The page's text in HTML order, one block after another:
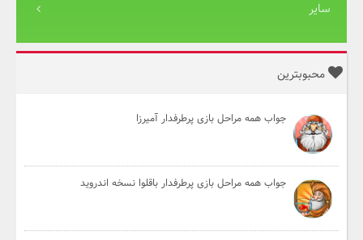
سایر
محبوبترین
جواب همه مراحل بازی پرطرفدار آمیرزا
جواب همه مراحل بازی پرطرفدار باقلوا نسخه اندروید